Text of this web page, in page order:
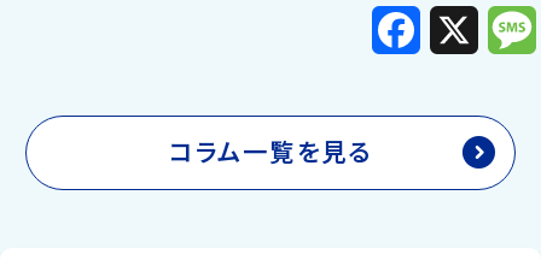
F
c
o
X
コラム一覧を見る